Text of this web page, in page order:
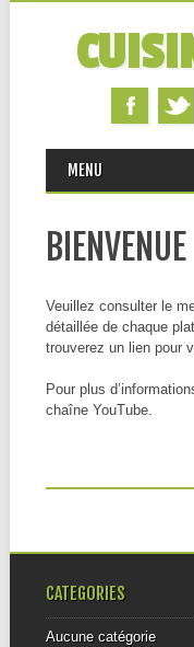
MAIN MENU
MENU
BIENVENUE
Veuillez consulter le
détaillée de chaque
trouverez un lien pour
Pour plus
chaîne YouTube.
CATEGORIES
Aucune catégorie